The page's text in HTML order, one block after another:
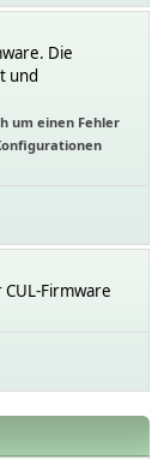
Die
und
um einen Fehler
Firmware